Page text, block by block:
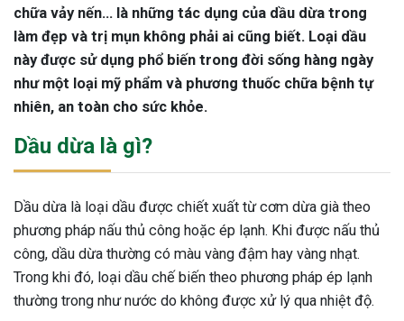
chữa vảy nến… là những tác dụng của dầu dừa trong
làm đẹp và trị mụn không phải ai cũng biết. Loại dầu
này được sử dụng phổ biến trong đời sống hàng ngày
như một loại mỹ phẩm và phương thuốc chữa bệnh tự
nhiên, an toàn cho sức khỏe.
Dầu dừa là gì?
Dầu dừa là loại dầu được chiết xuất từ cơm dừa già theo
phương pháp nấu thủ công hoặc ép lạnh. Khi được nấu thủ
công, dầu dừa thường có màu vàng đậm hay vàng nhạt.
Trong khi đó, loại dầu chế biến theo phương pháp ép lạnh
thường trong như nước do không được xử lý qua nhiệt độ.